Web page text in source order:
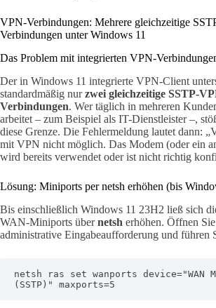
VPN-Verbindungen: Mehrere gleichzeitige
Verbindungen unter Windows 11
Das Problem mit integrierten VPN-
Der in Windows 11 integrierte VPN-Client
standardmäßig nurzwei gleichzeitige SSTP-
Verbindungen. Wer täglich in mehreren
arbeitet – zum Beispiel als IT-Dienstleister –,
diese Grenze. Die Fehlermeldung lautet dann:
mit VPN nicht möglich. Das Modem (oder ein
wird bereits verwendet oder ist nicht richtig
Lösung: Miniports per netsh erhöhen (bis
Bis einschließlich Windows 11 23H2 ließ sich
WAN-Miniports übernetsh erhöhen. Öffnen
administrative Eingabeaufforderung und führen
netsh ras set wanports device="WAN
(SSTP)" maxports=5